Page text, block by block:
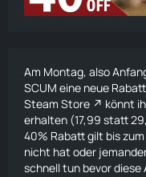
Am Montag, also
SCUM eine neue
Steam Store
könnt
erhalten (17,99 statt
40% Rabatt gilt bis
nicht hat oder
schnell tun bevor diese